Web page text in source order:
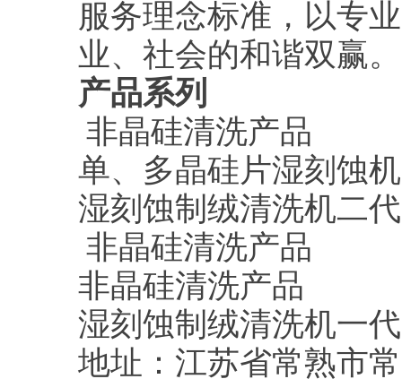
服务理念标准，以专
业、社会的和谐双赢。
产品系列
非晶硅清洗产品
单、多晶硅片湿刻蚀机
湿刻蚀制绒清洗机二代
非晶硅清洗产品
非晶硅清洗产品
湿刻蚀制绒清洗机一代
地址：江苏省常熟市